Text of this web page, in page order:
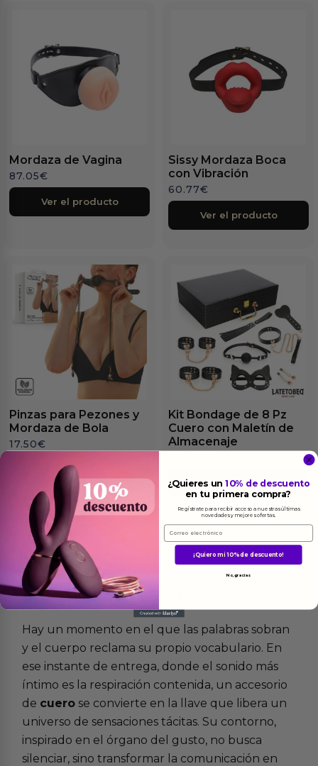
Mordaza de Vagina
87.05€
Ver el producto
Sissy Mordaza Boca
con Vibración
60.77€
Ver el producto
Pinzas para Pezones y
Mordaza de Bola
17.50€
Ver el producto
Kit Bondage de 8 Pz
Cuero con Maletín de
Almacenaje
Ver el producto
Másinformacion
Hay un momento en el que las palabras sobran
y el cuerpo reclama su propio vocabulario. En
ese instante de entrega, donde el sonido más
íntimo es la respiración contenida, un accesorio
de cuero se convierte en la llave que libera un
universo de sensaciones tácitas. Su contorno,
inspirado en el órgano del gusto, no busca
silenciar, sino transformar la comunicación en
¿Quieres un10% de descuento
en tu primera compra?
Regístrate para recibir acceso a nuestras últimas
novedades y mejores ofertas.
Email
¡Quiero mi 10% de descuento!
No, gracias